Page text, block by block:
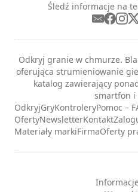
Śledź informacje na
Odkryj granie w chmurze.
oferująca strumieniowanie
katalog zawierający
smartfon i
OdkryjGryKontroleryPomoc –
OfertyNewsletterKontakt
Materiały markiFirmaOferty